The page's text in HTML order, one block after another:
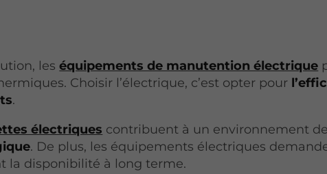
leséquipements de manutention électrique
Choisir l’électrique, c’est opter pour
.
électriques contribuent à un environnement
. De plus, les équipements électriques
la disponibilité à long terme.